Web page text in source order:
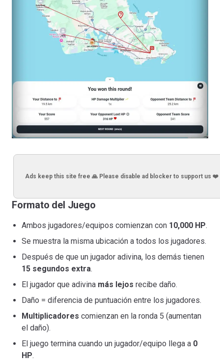
Ads keep this site free 🙏 Please disable ad blocker to support us ❤️
Formato del Juego
Ambos jugadores/equipos comienzan con 10,000 HP.
Se muestra la misma ubicación a todos los jugadores.
Después de que un jugador adivina, los demás tienen
15 segundos extra.
El jugador que adivina más lejos recibe daño.
Daño = diferencia de puntuación entre los jugadores.
Multiplicadores comienzan en la ronda 5 (aumentan
el daño).
El juego termina cuando un jugador/equipo llega a 0
HP.